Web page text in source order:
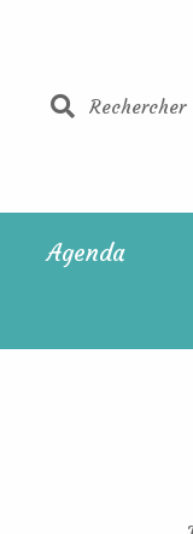
RechercherRechercher
Agenda